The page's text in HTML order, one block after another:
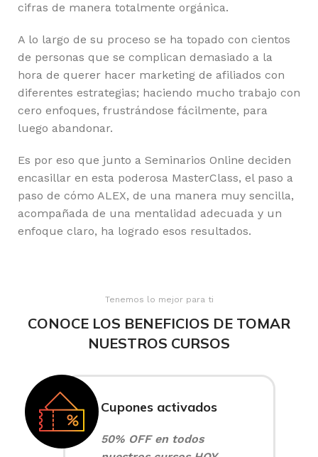
cifras de manera totalmente orgánica.
A lo largo de su proceso se ha topado con cientos
de personas que se complican demasiado a la
hora de querer hacer marketing de afiliados con
diferentes estrategias; haciendo mucho trabajo con
cero enfoques, frustrándose fácilmente, para
luego abandonar.
Es por eso que junto a Seminarios Online deciden
encasillar en esta poderosa MasterClass, el paso a
paso de cómo ALEX, de una manera muy sencilla,
acompañada de una mentalidad adecuada y un
enfoque claro, ha logrado esos resultados.
Tenemos lo mejor para ti
CONOCE LOS BENEFICIOS DE TOMAR
NUESTROS CURSOS
Cupones activados
50% OFF en todos